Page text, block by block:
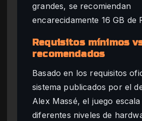
grandes, se recomiendan
encarecidamente 16 GB de
Requisitos mínimos
recomendados
Basado en los requisitos
sistema publicados por el
Alex Massé, el juego
diferentes niveles de